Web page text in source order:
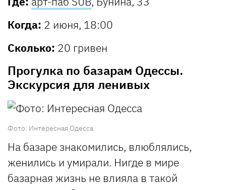
Когда: 2 июня, 18:00
Сколько: 20 гривен
Прогулка по базарам Одессы.
Экскурсия для ленивых
Фото: Интересная Одесса
На базаре знакомились, влюблялись,
женились и умирали. Нигде в мире
базарная жизнь не влияла в такой